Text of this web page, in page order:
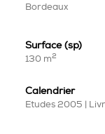
Bordeaux
Surface (sp)
130 m2
Calendrier
Etudes 2005 |